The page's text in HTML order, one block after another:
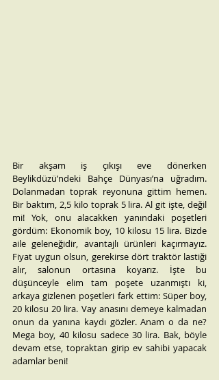
Bir akşam iş çıkışı eve dönerken
Beylikdüzü’ndeki Bahçe Dünyası’na uğradım.
Dolanmadan toprak reyonuna gittim hemen.
Bir baktım, 2,5 kilo toprak 5 lira. Al git işte, değil
mi! Yok, onu alacakken yanındaki poşetleri
gördüm: Ekonomik boy, 10 kilosu 15 lira. Bizde
aile geleneğidir, avantajlı ürünleri kaçırmayız.
Fiyat uygun olsun, gerekirse dört traktör lastiği
alır, salonun ortasına koyarız. İşte bu
düşünceyle elim tam poşete uzanmıştı ki,
arkaya gizlenen poşetleri fark ettim: Süper boy,
20 kilosu 20 lira. Vay anasını demeye kalmadan
onun da yanına kaydı gözler. Anam o da ne?
Mega boy, 40 kilosu sadece 30 lira. Bak, böyle
devam etse, topraktan girip ev sahibi yapacak
adamlar beni!